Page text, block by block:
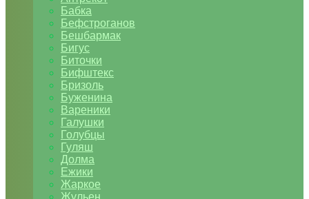
Бабка
Бефстроганов
Бешбармак
Бигус
Биточки
Бифштекс
Бризоль
Буженина
Вареники
Галушки
Голубцы
Гуляш
Долма
Ежики
Жаркое
Жульен